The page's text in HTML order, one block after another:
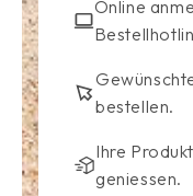
Online
bestellen.
Ihre
geniessen.